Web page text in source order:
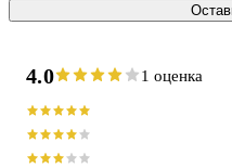
4.0 1 оценка